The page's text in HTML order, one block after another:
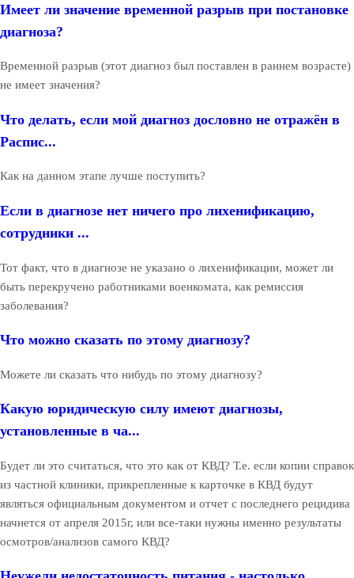
Имеет ли значение временной разрыв при постановке
диагноза?
Временной разрыв (этот диагноз был поставлен в раннем возрасте)
не имеет значения?
Что делать, если мой диагноз дословно не отражён в
Распис...
Как на данном этапе лучше поступить?
Если в диагнозе нет ничего про лихенификацию,
сотрудники ...
Тот факт, что в диагнозе не указано о лихенификации, может ли
быть перекручено работниками военкомата, как ремиссия
заболевания?
Что можно сказать по этому диагнозу?
Можете ли сказать что нибудь по этому диагнозу?
Какую юридическую силу имеют диагнозы,
установленные в ча...
Будет ли это считаться, что это как от КВД? Т.е. если копии справок
из частной клиники, прикрепленные к карточке в КВД будут
являться официальным документом и отчет с последнего рецидива
начнется от апреля 2015г, или все-таки нужны именно результаты
осмотров/анализов самого КВД?